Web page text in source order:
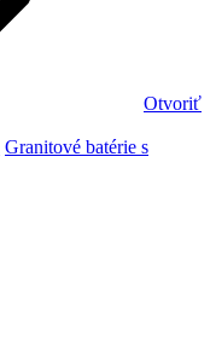
Otvoriť
Granitové batérie s